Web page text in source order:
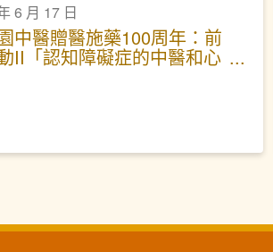
6 月 17 日
中醫贈醫施藥100周年：前
II「認知障礙症的中醫和心